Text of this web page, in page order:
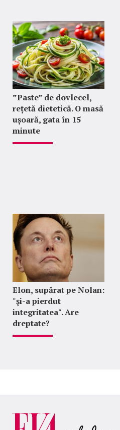
”Paste” de dovlecel,
rețetă dietetică. O masă
ușoară, gata în 15
minute
Elon, supărat pe Nolan:
"şi-a pierdut
integritatea". Are
dreptate?